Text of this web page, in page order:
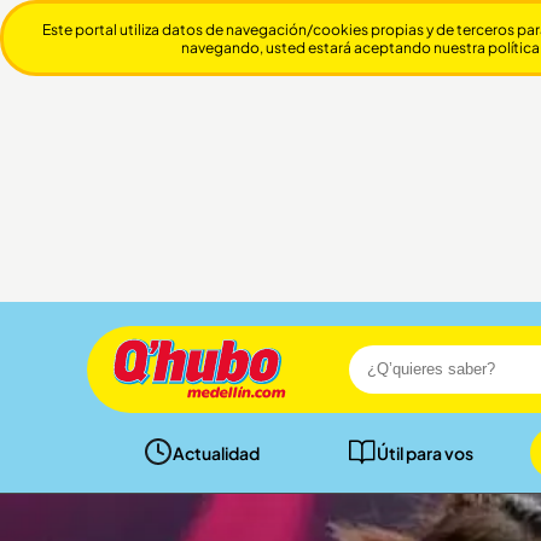
Actualidad Útil para vos
Este portal utiliza datos de navegación/cookies propias y de terceros
navegando, usted estará aceptando nuestra